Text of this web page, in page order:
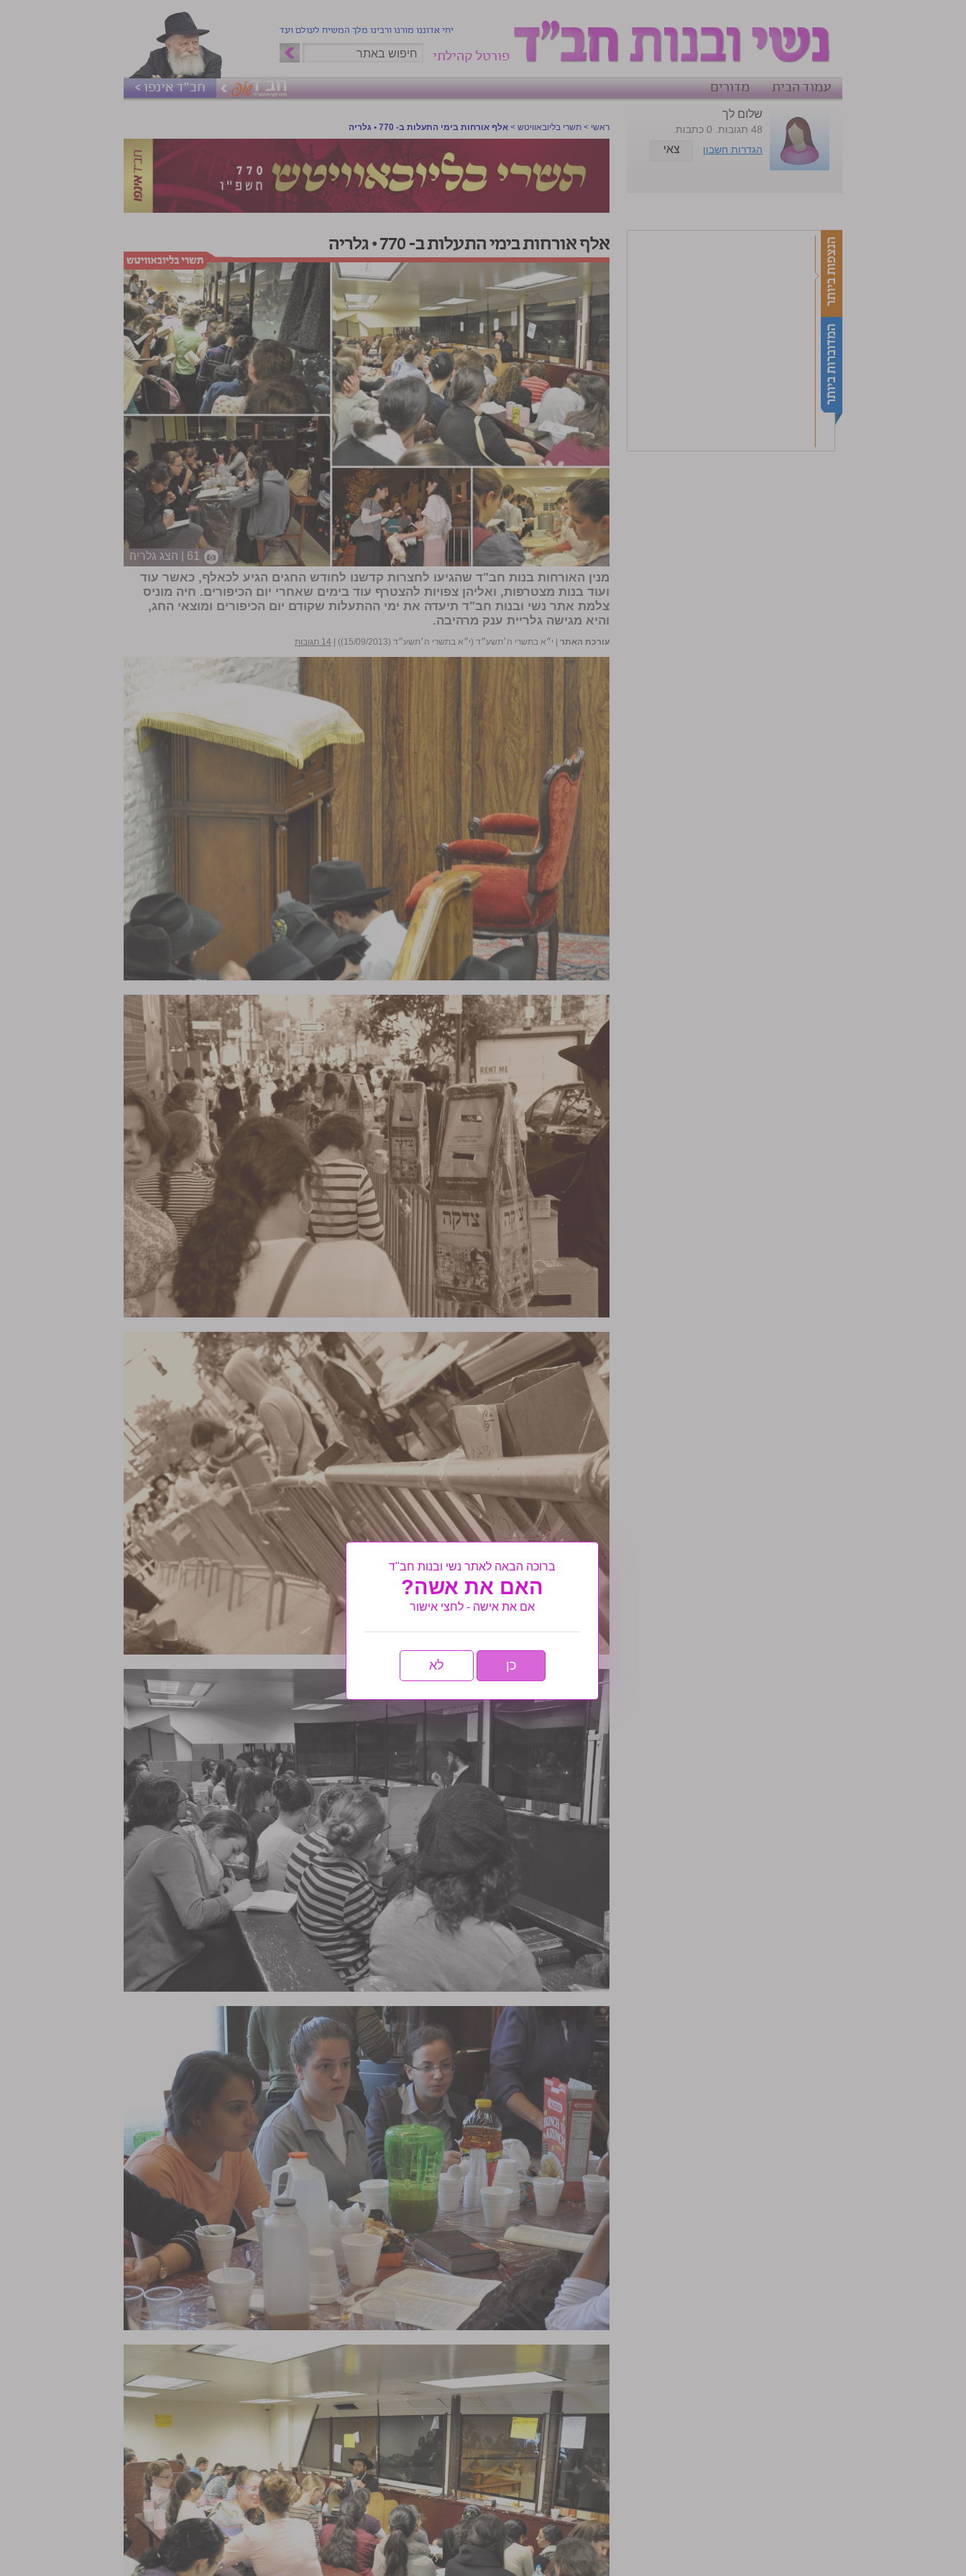
יחי אדוננו מורנו ורבינו מלך המשיח לעולם ועד
פורטל קהילתי
עמוד הבית
מדורים חב"ד אינפו >
ראשי > תשרי בליובאוויטש > אלף אורחות בימי התעלות ב- 770 • גלריה
אלף אורחות בימי התעלות ב- 770 • גלריה
61 | הצג גלריה
מנין האורחות בנות חב"ד שהגיעו לחצרות קדשנו לחודש החגים הגיע לכאלף, כאשר עוד
ועוד בנות מצטרפות, ואליהן צפויות להצטרף עוד בימים שאחרי יום הכיפורים. חיה מוניס
צלמת אתר נשי ובנות חב"ד תיעדה את ימי ההתעלות שקודם יום הכיפורים ומוצאי החג,
והיא מגישה גלריית ענק מרהיבה.
עורכת האתר | י״א בתשרי ה׳תשע״ד (י״א בתשרי ה׳תשע״ד (15/09/2013)) | 14 תגובות
שלום לך
48 תגובות. 0 כתבות.
הגדרות חשבון
צאי
ברוכה הבאה לאתר נשי ובנות חב"ד
האם את אשה?
אם את אישה - לחצי אישור
כן לא